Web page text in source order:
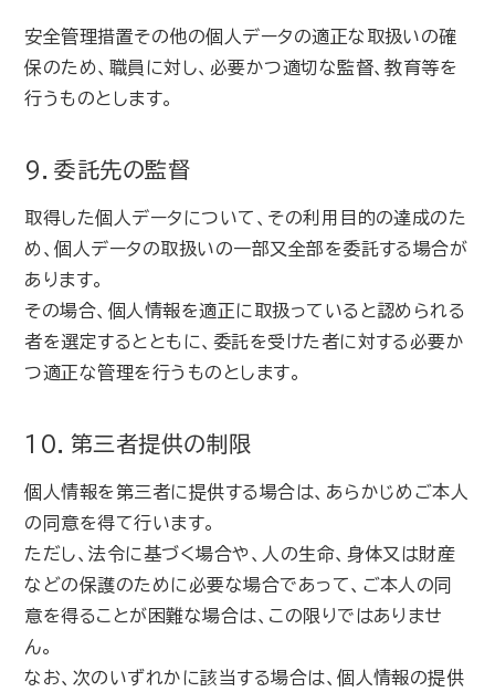
安全管理措置その他の個人データの適正な取扱いの確
保のため、職員に対し、必要かつ適切な監督、教育等を
行うものとします。
9．委託先の監督
取得した個人データについて、その利用目的の達成のた
め、個人データの取扱いの一部又全部を委託する場合が
あります。
その場合、個人情報を適正に取扱っていると認められる
者を選定するとともに、委託を受けた者に対する必要か
つ適正な管理を行うものとします。
10．第三者提供の制限
個人情報を第三者に提供する場合は、あらかじめご本人
の同意を得て行います。
ただし、法令に基づく場合や、人の生命、身体又は財産
などの保護のために必要な場合であって、ご本人の同
意を得ることが困難な場合は、この限りではありませ
ん。
なお、次のいずれかに該当する場合は、個人情報の提供